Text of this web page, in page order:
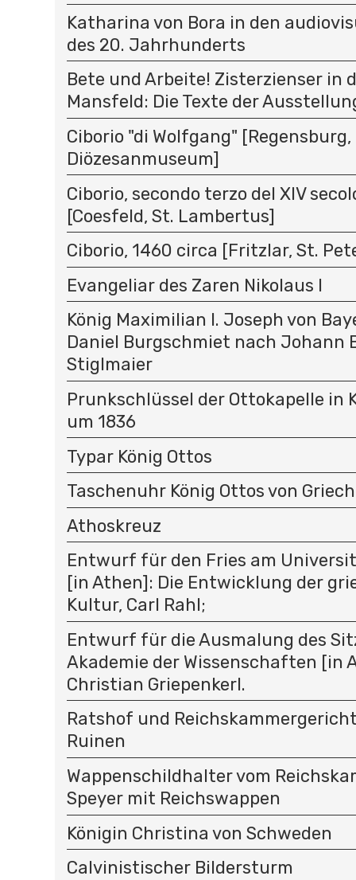
Katharina von Bora in den
des 20. Jahrhunderts
Bete und Arbeite! Zisterzienser in
Mansfeld: Die Texte der
Ciborio "di Wolfgang" [Regensburg,
Diözesanmuseum]
Ciborio, secondo terzo del XIV
[Coesfeld, St. Lambertus]
Ciborio, 1460 circa [Fritzlar, St.
Evangeliar des Zaren Nikolaus I
König Maximilian I. Joseph von
Daniel Burgschmiet nach Johann
Stiglmaier
Prunkschlüssel der Ottokapelle in
um 1836
Typar König Ottos
Taschenuhr König Ottos von
Athoskreuz
Entwurf für den Fries am
[in Athen]: Die Entwicklung der
Kultur, Carl Rahl;
Entwurf für die Ausmalung des
Akademie der Wissenschaften [in
Christian Griepenkerl.
Ratshof und
Ruinen
Wappenschildhalter vom
Speyer mit Reichswappen
Königin Christina von Schweden
Calvinistischer Bildersturm